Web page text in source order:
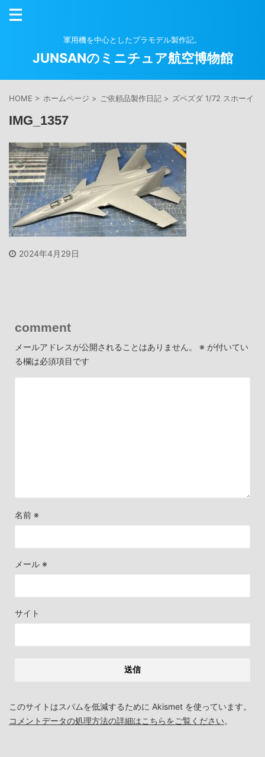
軍用機を中心としたプラモデル製作記。
JUNSANのミニチュア航空博物館
HOME > ホームページ > ご依頼品製作日記 > ズベズダ 1/72 スホーイ
IMG_1357
2024年4月29日
comment
メールアドレスが公開されることはありません。 ※ が付いてい
る欄は必須項目です
名前 ※
メール ※
サイト
このサイトはスパムを低減するために Akismet を使っています。
コメントデータの処理方法の詳細はこちらをご覧ください。